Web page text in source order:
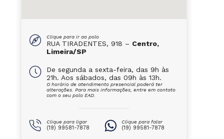
Clique para ir ao polo
RUA TIRADENTES, 918 – Centro,
Limeira/SP
De segunda a sexta-feira, das 9h às
21h. Aos sábados, das 09h às 13h.
O horário de atendimento presencial poderá ter
alterações. Para mais informações, entre em contato
com o seu polo EAD.
Clique para ligar
(19) 99581-7878
Clique para falar
(19) 99581-7878